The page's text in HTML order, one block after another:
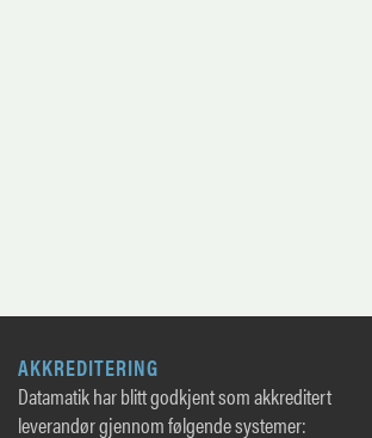
AKKREDITERING
Datamatik har blitt godkjent som akkreditert
leverandør gjennom følgende systemer: